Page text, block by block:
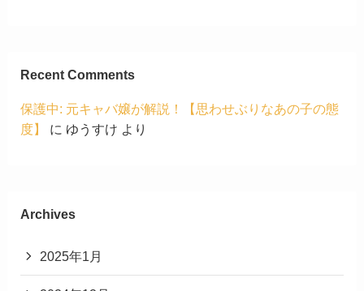
Recent Comments
保護中: 元キャバ嬢が解説！【思わせぶりなあの子の態
度】
に ゆうすけ より
Archives
2025年1月